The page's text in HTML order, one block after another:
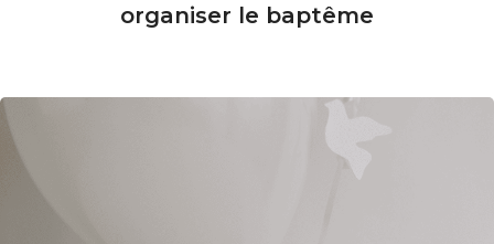
organiser le baptême